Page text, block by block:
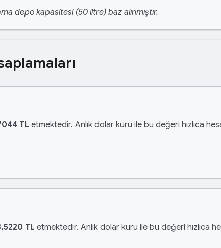
depo kapasitesi (50 litre) baz alınmıştır.
TL etmektedir. Anlık dolar kuru ile bu değeri hızlıca
TL etmektedir. Anlık dolar kuru ile bu değeri hızlıca